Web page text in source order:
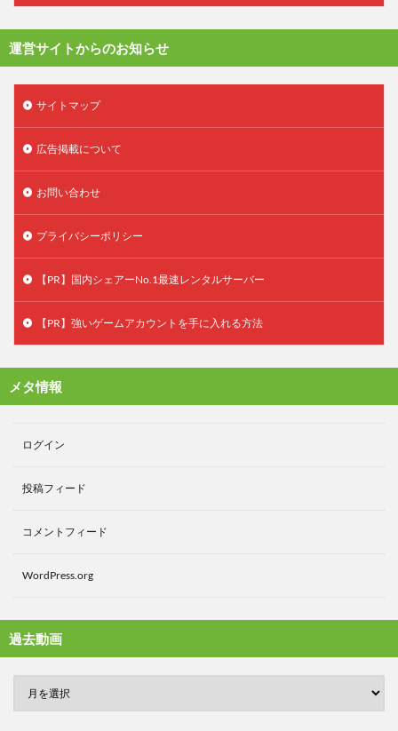
運営サイトからのお知らせ
サイトマップ
広告掲載について
お問い合わせ
プライバシーポリシー
【PR】国内シェアーNo.1最速レンタルサーバー
【PR】強いゲームアカウントを手に入れる方法
メタ情報
ログイン
投稿フィード
コメントフィード
WordPress.org
過去動画